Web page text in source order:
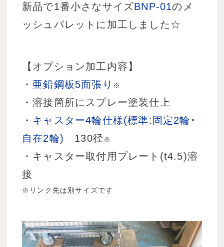
新品で1番小さなサイズBNP-01のメ
ッシュパレットに加工しました☆
【オプション加工内容】
・ 亜鉛鋼板5面張り ※
・溶接箇所にスプレー塗装仕上
・ キャスター4輪仕様(標準:固定2輪･
自在2輪) 130径 ※
・キャスター取付用プレート(t4.5)溶
接
※リンク先は別サイズです